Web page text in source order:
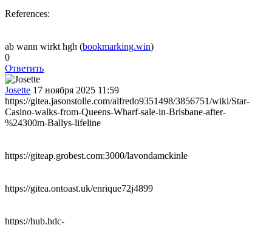
References:
ab wann wirkt hgh (bookmarking.win)
0
Ответить
Josette 17 ноября 2025 11:59
https://gitea.jasonstolle.com/alfredo9351498/3856751/wiki/Star-
Casino-walks-from-Queens-Wharf-sale-in-Brisbane-after-
%24300m-Ballys-lifeline
https://giteap.grobest.com:3000/lavondamckinle
https://gitea.ontoast.uk/enrique72j4899
https://hub.hdc-